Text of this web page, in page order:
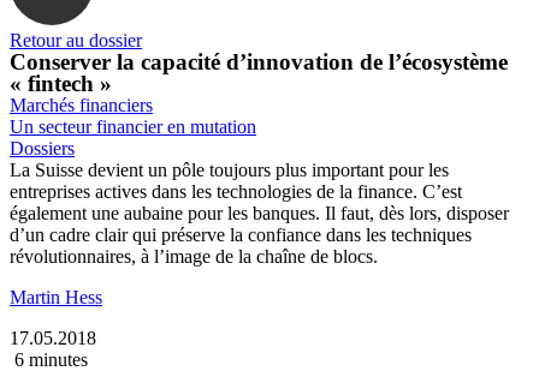
Retour au dossier
Conserver la capacité d’innovation de l’écosystème
« fintech »
Marchés financiers
Un secteur financier en mutation
Dossiers
La Suisse devient un pôle toujours plus important pour les
entreprises actives dans les technologies de la finance. C’est
également une aubaine pour les banques. Il faut, dès lors, disposer
d’un cadre clair qui préserve la confiance dans les techniques
révolutionnaires, à l’image de la chaîne de blocs.
Martin Hess
17.05.2018
6 minutes